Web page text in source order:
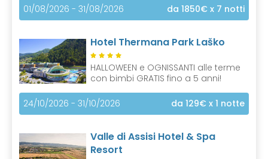
01/08/2026 - 31/08/2026 da 1850€ x 7 notti
Hotel Thermana Park Laško
HALLOWEEN e OGNISSANTI alle terme
con bimbi GRATIS fino a 5 anni!
24/10/2026 - 31/10/2026 da 129€ x 1 notte
Valle di Assisi Hotel & Spa
Resort